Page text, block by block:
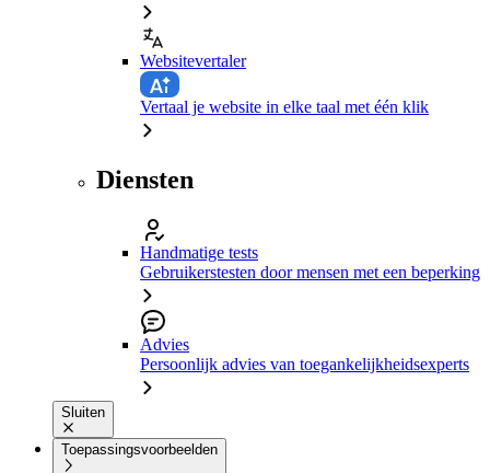
Websitevertaler
Vertaal je website in elke taal met één klik
Diensten
Handmatige tests
Gebruikerstesten door mensen met een beperking
Advies
Persoonlijk advies van toegankelijkheidsexperts
Sluiten
Toepassingsvoorbeelden